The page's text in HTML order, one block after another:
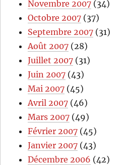
Novembre 2007 (34)
Octobre 2007 (37)
Septembre 2007 (31)
Août 2007 (28)
Juillet 2007 (31)
Juin 2007 (43)
Mai 2007 (45)
Avril 2007 (46)
Mars 2007 (49)
Février 2007 (45)
Janvier 2007 (43)
Décembre 2006 (42)